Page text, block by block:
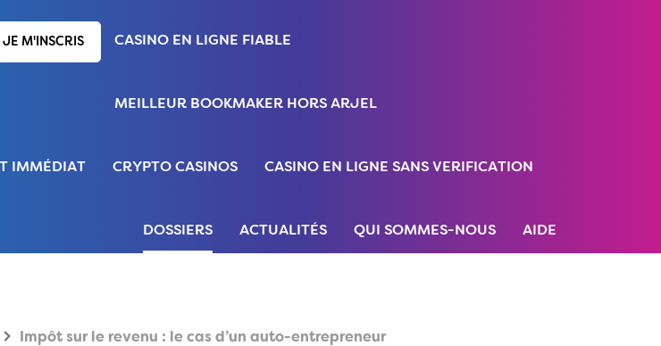
JE M'INSCRIS CASINO EN LIGNE FIABLE
MEILLEUR BOOKMAKER HORS ARJEL
IMMÉDIAT CRYPTO CASINOS CASINO EN LIGNE SANS VERIFICATION
DOSSIERS ACTUALITÉS QUI SOMMES-NOUS AIDE
Impôt sur le revenu : le cas d’un auto-entrepreneur